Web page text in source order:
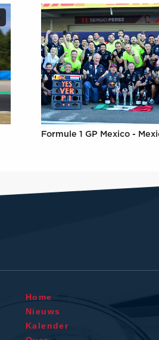
Formule 1 GP Mexico -
Home
Nieuws
Kalender